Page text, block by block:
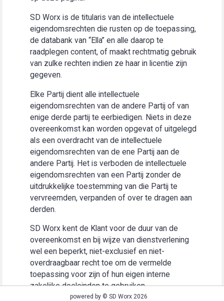
SD Worx is de titularis van de intellectuele
eigendomsrechten die rusten op de toepassing,
de databank van “Ella” en alle daarop te
raadplegen content, of maakt rechtmatig gebruik
van zulke rechten indien ze haar in licentie zijn
gegeven.
Elke Partij dient alle intellectuele
eigendomsrechten van de andere Partij of van
enige derde partij te eerbiedigen. Niets in deze
overeenkomst kan worden opgevat of uitgelegd
als een overdracht van de intellectuele
eigendomsrechten van de ene Partij aan de
andere Partij. Het is verboden de intellectuele
eigendomsrechten van een Partij zonder de
uitdrukkelijke toestemming van die Partij te
vervreemden, verpanden of over te dragen aan
derden.
SD Worx kent de Klant voor de duur van de
overeenkomst en bij wijze van dienstverlening
wel een beperkt, niet-exclusief en niet-
overdraagbaar recht toe om de vermelde
toepassing voor zijn of hun eigen interne
zakelijke doeleinden te gebruiken
(“Gebruiksrecht”).powered by © SD Worx 2026